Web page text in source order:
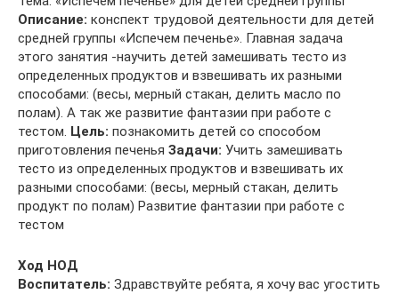
Описание: конспект трудовой деятельности для детей
средней группы «Испечем печенье». Главная задача
этого занятия -научить детей замешивать тесто из
определенных продуктов и взвешивать их разными
способами: (весы, мерный стакан, делить масло по
полам). А так же развитие фантазии при работе с
тестом. Цель: познакомить детей со способом
приготовления печенья Задачи: Учить замешивать
тесто из определенных продуктов и взвешивать их
разными способами: (весы, мерный стакан, делить
продукт по полам) Развитие фантазии при работе с
тестом
Ход НОД
Воспитатель: Здравствуйте ребята, я хочу вас угостить